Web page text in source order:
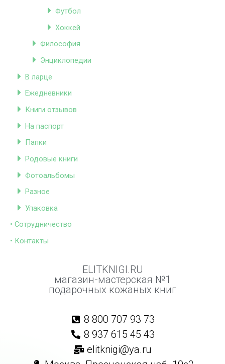
Футбол
Хоккей
Философия
Энциклопедии
В ларце
Ежедневники
Книги отзывов
На паспорт
Папки
Родовые книги
Фотоальбомы
Разное
Упаковка
• Сотрудничество
• Контакты
ELITKNIGI.RU
магазин-мастерская №1
подарочных кожаных книг
8 800 707 93 73
8 937 615 45 43
elitknigi@ya.ru